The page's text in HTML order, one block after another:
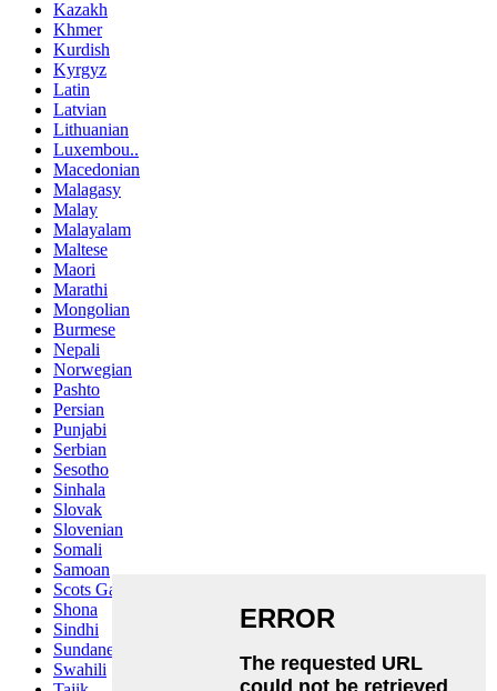
Kazakh
Khmer
Kurdish
Kyrgyz
Latin
Latvian
Lithuanian
Luxembou..
Macedonian
Malagasy
Malay
Malayalam
Maltese
Maori
Marathi
Mongolian
Burmese
Nepali
Norwegian
Pashto
Persian
Punjabi
Serbian
Sesotho
Sinhala
Slovak
Slovenian
Somali
Samoan
Scots Gaelic
Shona
Sindhi
Sundanese
Swahili